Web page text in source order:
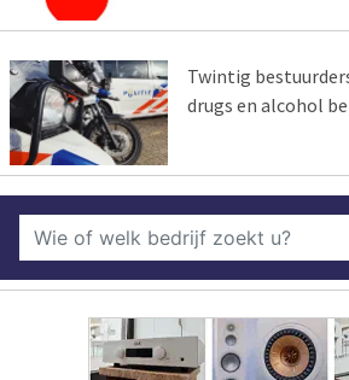
Twintig
drugs en alcohol